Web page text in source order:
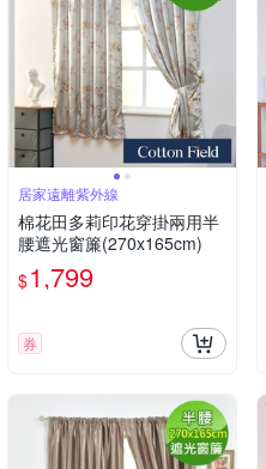
居家遠離紫外線
棉花田多莉印花穿掛兩用半
腰遮光窗簾(270x165cm)
$1,799
券